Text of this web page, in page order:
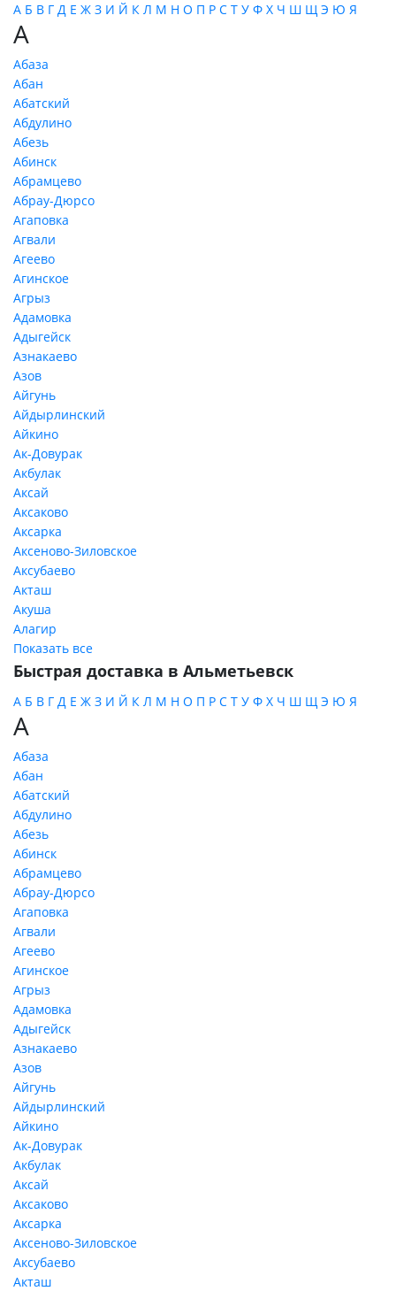
А Б В Г Д Е Ж З И Й К Л М Н О П Р С Т У Ф Х Ч Ш Щ Э Ю Я
А
Абаза
Абан
Абатский
Абдулино
Абезь
Абинск
Абрамцево
Абрау-Дюрсо
Агаповка
Агвали
Агеево
Агинское
Агрыз
Адамовка
Адыгейск
Азнакаево
Азов
Айгунь
Айдырлинский
Айкино
Ак-Довурак
Акбулак
Аксай
Аксаково
Аксарка
Аксеново-Зиловское
Аксубаево
Акташ
Акуша
Алагир
Показать все
Быстрая доставка в Альметьевск
А Б В Г Д Е Ж З И Й К Л М Н О П Р С Т У Ф Х Ч Ш Щ Э Ю Я
А
Абаза
Абан
Абатский
Абдулино
Абезь
Абинск
Абрамцево
Абрау-Дюрсо
Агаповка
Агвали
Агеево
Агинское
Агрыз
Адамовка
Адыгейск
Азнакаево
Азов
Айгунь
Айдырлинский
Айкино
Ак-Довурак
Акбулак
Аксай
Аксаково
Аксарка
Аксеново-Зиловское
Аксубаево
Акташ